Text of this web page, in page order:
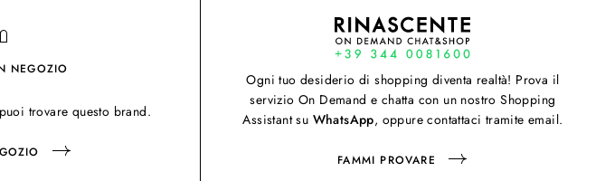
NEGOZIO
trovare questo brand.
Ogni tuo desiderio di shopping diventa realtà! Prova il
servizio On Demand e chatta con un nostro Shopping
Assistant su WhatsApp, oppure contattaci tramite email.
FAMMI PROVARE